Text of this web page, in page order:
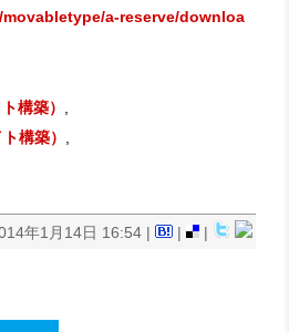
a-reserve/downloa
構築）
構築）
年1月14日 16:54 | | |